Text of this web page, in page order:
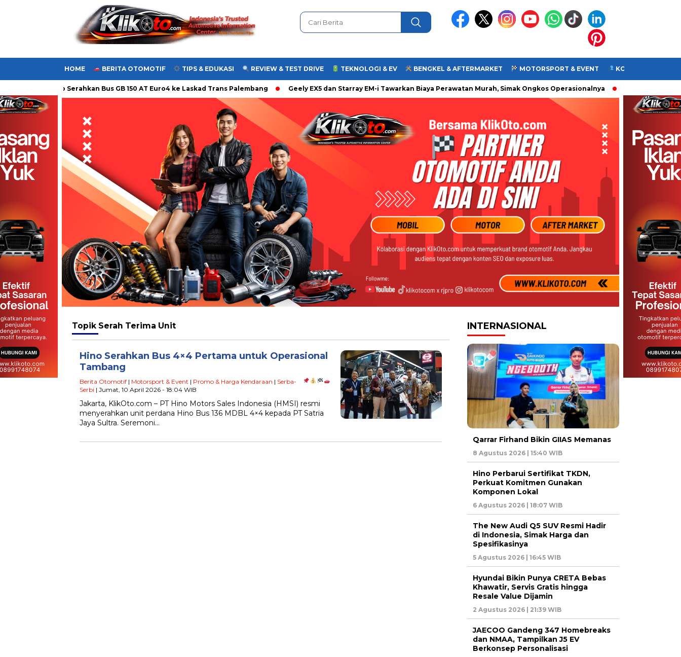
HOME BERITA OTOMOTIF TIPS & EDUKASI REVIEW & TEST DRIVE TEKNOLOGI & EV BENGKEL & AFTERMARKET MOTORSPORT & EVENT KOMUNITAS
Hino Serahkan Bus GB 150 AT Euro4 ke Laskad Trans Palembang Geely EX5 dan Starray EM-i Tawarkan Biaya Perawatan Murah, Simak Ongkos Operasionalnya Resmi! Morbidelli
Topik Serah Terima Unit
Hino Serahkan Bus 4×4 Pertama untuk Operasional
Tambang
Berita Otomotif | Motorsport & Event | Promo & Harga Kendaraan | Serba-
Serbi | Jumat, 10 April 2026 - 18:04 WIB
Jakarta, KlikOto.com – PT Hino Motors Sales Indonesia (HMSI) resmi
menyerahkan unit perdana Hino Bus 136 MDBL 4×4 kepada PT Satria
Jaya Sultra. Seremoni…
INTERNASIONAL
Qarrar Firhand Bikin GIIAS Memanas
8 Agustus 2026 | 15:40 WIB
Hino Perbarui Sertifikat TKDN,
Perkuat Komitmen Gunakan
Komponen Lokal
6 Agustus 2026 | 18:07 WIB
The New Audi Q5 SUV Resmi Hadir
di Indonesia, Simak Harga dan
Spesifikasinya
5 Agustus 2026 | 16:45 WIB
Hyundai Bikin Punya CRETA Bebas
Khawatir, Servis Gratis hingga
Resale Value Dijamin
2 Agustus 2026 | 21:39 WIB
JAECOO Gandeng 347 Homebreaks
dan NMAA, Tampilkan J5 EV
Berkonsep Personalisasi